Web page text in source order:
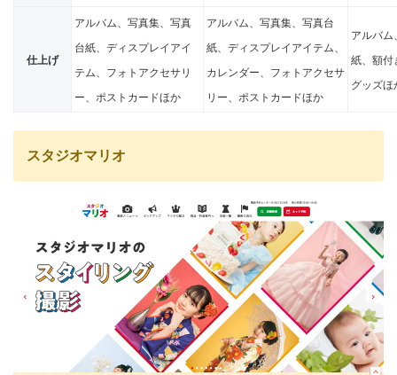
仕上げ
アルバム、写真集、写真
台紙、ディスプレイアイ
テム、フォトアクセサリ
ー、ポストカードほか
アルバム、写真集、写真台
紙、ディスプレイアイテム、
カレンダー、フォトアクセサ
リー、ポストカードほか
アルバム
紙、額付
グッズほ
スタジオマリオ